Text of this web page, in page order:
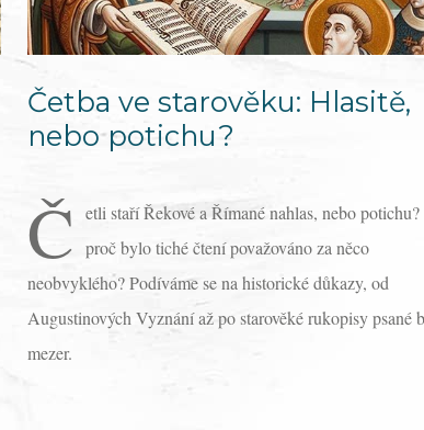
Četba ve starověku: Hlasitě,
nebo potichu?
Č etli staří Řekové a Římané nahlas, nebo
proč bylo tiché čtení považováno za něco
neobvyklého? Podíváme se na historické důkazy, od
Augustinových Vyznání až po starověké rukopisy psané
mezer.